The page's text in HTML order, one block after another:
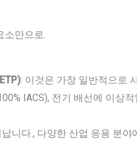
만으로.
: 이것은 가장 일반적으로
IACS), 전기 배선에 이상
니다., 다양한 산업 응용 분야